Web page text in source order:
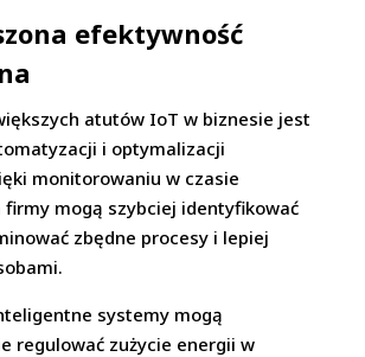
efektywność
atutów IoT w biznesie jest
i optymalizacji
monitorowaniu w czasie
mogą szybciej identyfikować
zbędne procesy i lepiej
systemy mogą
regulować zużycie energii w